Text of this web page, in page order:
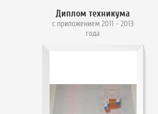
Диплом техникума
с приложением 2011 - 2013
года